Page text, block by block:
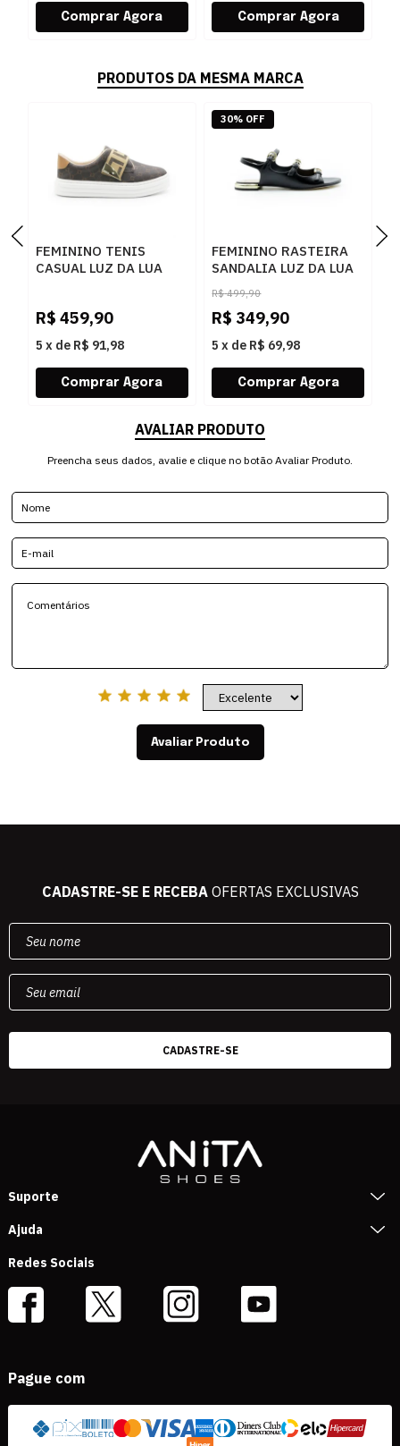
PRODUTOS DA MESMA MARCA
FEMININO TENIS
CASUAL LUZ DA LUA
AMENDOA OURO
R$ 459,90
5 x de R$ 91,98
FEMININO RASTEIRA
SANDALIA LUZ DA LUA
80270037 ATACAMA
PRETO
R$ 499,90
R$ 349,90
5 x de R$ 69,98
30% OFF
AVALIAR PRODUTO
Preencha seus dados, avalie e clique no botão Avaliar Produto.
Avaliar Produto
CADASTRE-SE E RECEBAOFERTAS EXCLUSIVAS
Suporte
Ajuda
Redes Sociais
Pague com